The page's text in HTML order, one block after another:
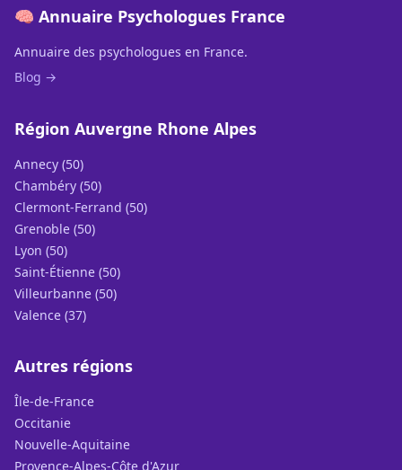
🧠 Annuaire Psychologues France
Annuaire des psychologues en France.
Blog →
Région Auvergne Rhone Alpes
Annecy (50)
Chambéry (50)
Clermont-Ferrand (50)
Grenoble (50)
Lyon (50)
Saint-Étienne (50)
Villeurbanne (50)
Valence (37)
Autres régions
Île-de-France
Occitanie
Nouvelle-Aquitaine
Provence-Alpes-Côte d'Azur